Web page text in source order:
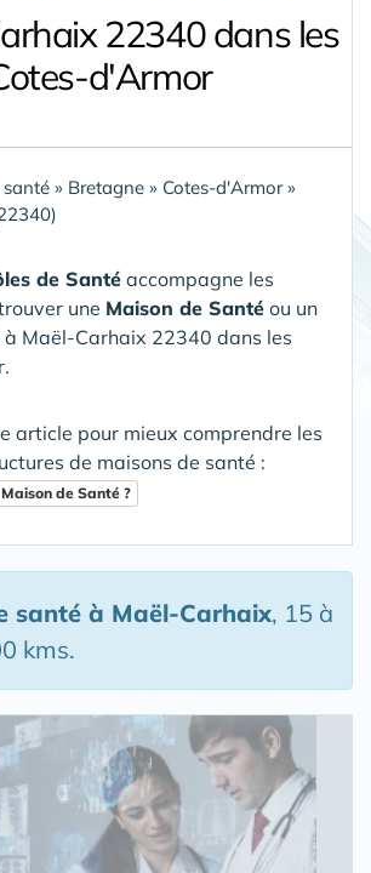
22340 dans les
d'Armor
» Bretagne » Cotes-d'Armor»
de Santé accompagne les
une Maison de Santé ou un
à Maël-Carhaix 22340 dans les
.
article pour mieux comprendre les
de maisons de santé :
de Santé ?
santé à Maël-Carhaix, 15 à
kms.